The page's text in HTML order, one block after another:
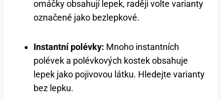
omáčky obsahují lepek, raději volte varianty
označené jako bezlepkové.
Instantní polévky: Mnoho instantních
polévek a polévkových kostek obsahuje
lepek jako pojivovou látku. Hledejte varianty
bez lepku.